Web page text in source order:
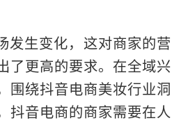
发生变化，这对商家的营
了更高的要求。在全域兴
围绕抖音电商美妆行业洞
抖音电商的商家需要在人